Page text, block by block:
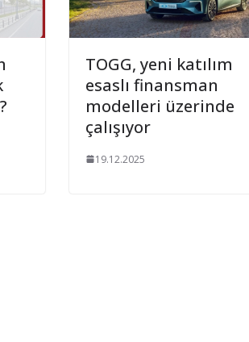
TOGG, yeni katılım
esaslı finansman
modelleri üzerinde
çalışıyor
19.12.2025